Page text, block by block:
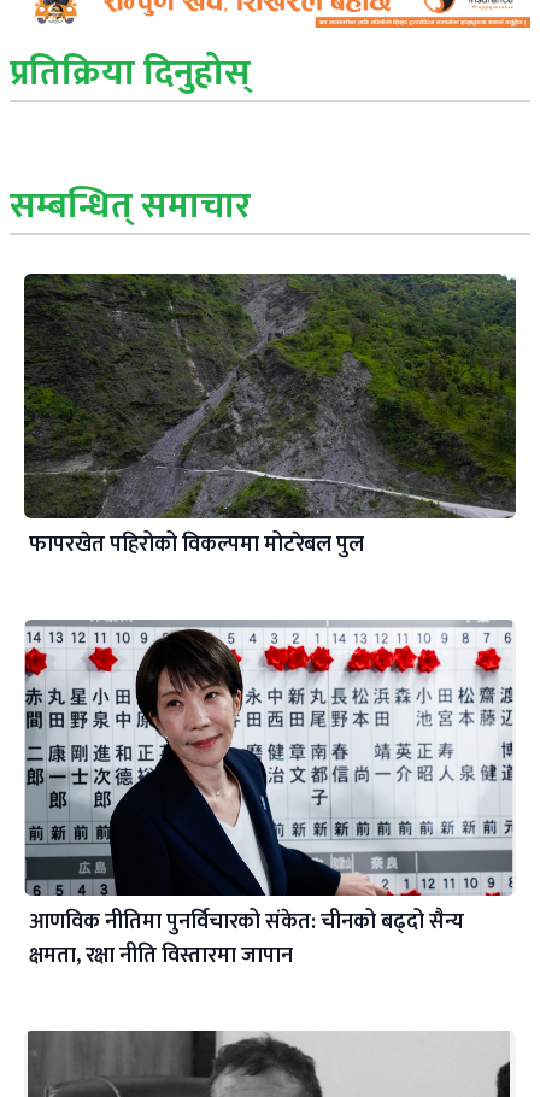
प्रतिक्रिया दिनुहोस्
सम्बन्धित् समाचार
फापरखेत पहिरोको विकल्पमा मोटरेबल पुल
आणविक नीतिमा पुनर्विचारको संकेत: चीनको बढ्दो सैन्य
क्षमता, रक्षा नीति विस्तारमा जापान